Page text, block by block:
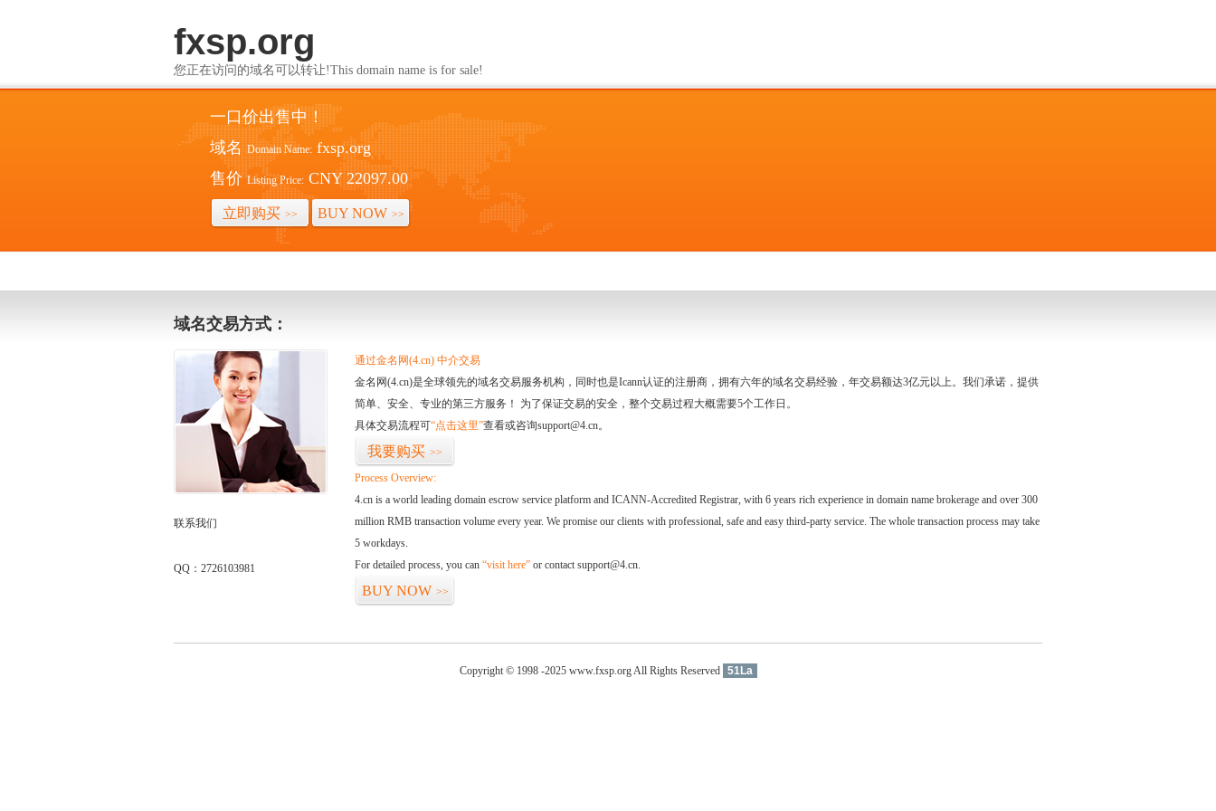
fxsp.org
您正在访问的域名可以转让!This domain name is for sale!
一口价出售中！
域名 Domain Name: fxsp.org
售价 Listing Price: CNY 22097.00
立即购买 >> BUY NOW >>
域名交易方式：
联系我们
QQ：2726103981
通过金名网(4.cn) 中介交易
金名网(4.cn)是全球领先的域名交易服务机构，同时也是Icann认证的注册商，拥有六年的域名交易经验，年交易额达3亿元以上。我们承诺，提供
简单、安全、专业的第三方服务！ 为了保证交易的安全，整个交易过程大概需要5个工作日。
具体交易流程可“点击这里”查看或咨询support@4.cn。
我要购买 >>
Process Overview:
4.cn is a world leading domain escrow service platform and ICANN-Accredited Registrar, with 6 years rich experience in domain name brokerage and over 300
million RMB transaction volume every year. We promise our clients with professional, safe and easy third-party service. The whole transaction process may take
5 workdays.
For detailed process, you can “visit here” or contact support@4.cn.
BUY NOW >>
Copyright © 1998 -2025 www.fxsp.org All Rights Reserved 51La